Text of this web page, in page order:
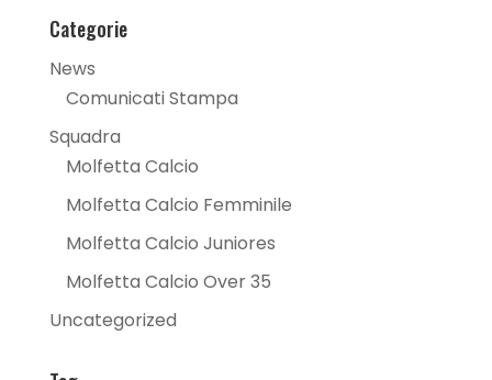
Categorie
News
Comunicati Stampa
Squadra
Molfetta Calcio
Molfetta Calcio Femminile
Molfetta Calcio Juniores
Molfetta Calcio Over 35
Uncategorized